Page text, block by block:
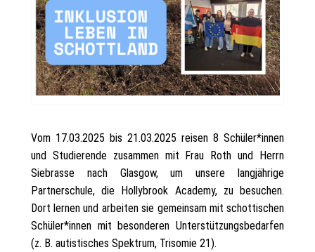
Vom 17.03.2025 bis 21.03.2025 reisen 8 Schüler*innen
und Studierende zusammen mit Frau Roth und Herrn
Siebrasse nach Glasgow, um unsere langjährige
Partnerschule, die Hollybrook Academy, zu besuchen.
Dort lernen und arbeiten sie gemeinsam mit schottischen
Schüler*innen mit besonderen Unterstützungsbedarfen
(z. B. autistisches Spektrum, Trisomie 21).